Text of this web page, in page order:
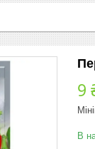
9
В